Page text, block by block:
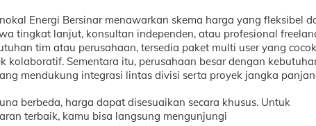
Energi Bersinar menawarkan skema harga yang fleksibel
tingkat lanjut, konsultan independen, atau profesional
tim atau perusahaan, tersedia paket multi user yang cocok
Sementara itu, perusahaan besar dengan
mendukung integrasi lintas divisi serta proyek jangka
berbeda, harga dapat disesuaikan secara khusus. Untuk
terbaik, kamu bisa langsung mengunjungi